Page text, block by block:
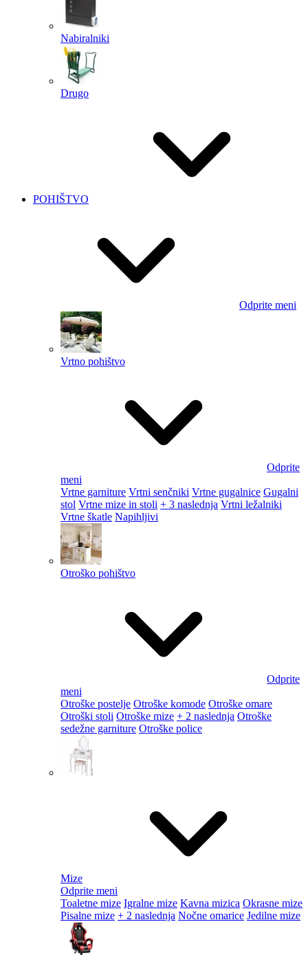
Nabiralniki
Drugo
POHIŠTVO
Odprite meni
Vrtno pohištvo
Odprite
meni
Vrtne garniture Vrtni senčniki Vrtne gugalnice Gugalni
stol Vrtne mize in stoli + 3 naslednja Vrtni ležalniki
Vrtne škatle Napihljivi
Otroško pohištvo
Odprite
meni
Otroške postelje Otroške komode Otroške omare
Otroški stoli Otroške mize + 2 naslednja Otroške
sedežne garniture Otroške police
Mize
Odprite meni
Toaletne mize Igralne mize Kavna mizica Okrasne mize
Pisalne mize + 2 naslednja Nočne omarice Jedilne mize